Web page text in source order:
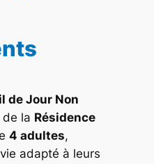
de Jour Non
de la Résidence
4 adultes,
adapté à leurs